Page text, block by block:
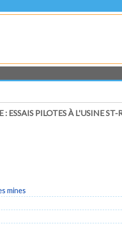
PILOTES À L'USINE ST-
mines